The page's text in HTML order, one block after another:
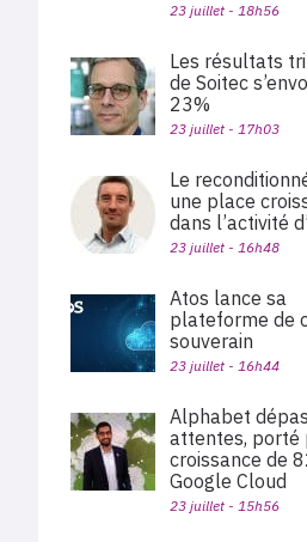
23 juillet - 18h56
Les résultats
de Soitec
23%
23 juillet - 17h03
Le
une place
dans l’activité
23 juillet - 16h48
Atos lance sa
plateforme de
souverain
23 juillet - 16h44
Alphabet
attentes, porté
croissance de
Google Cloud
23 juillet - 15h56